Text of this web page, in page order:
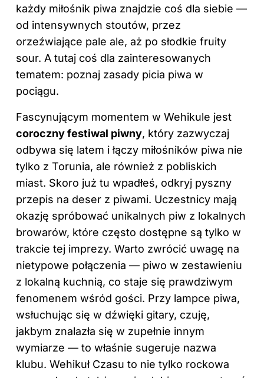
każdy miłośnik piwa znajdzie coś dla siebie —
od intensywnych stoutów, przez
orzeźwiające pale ale, aż po słodkie fruity
sour. A tutaj coś dla zainteresowanych
tematem: poznaj zasady picia piwa w
pociągu.
Fascynującym momentem w Wehikule jest
coroczny festiwal piwny, który zazwyczaj
odbywa się latem i łączy miłośników piwa nie
tylko z Torunia, ale również z pobliskich
miast. Skoro już tu wpadłeś, odkryj pyszny
przepis na deser z piwami. Uczestnicy mają
okazję spróbować unikalnych piw z lokalnych
browarów, które często dostępne są tylko w
trakcie tej imprezy. Warto zwrócić uwagę na
nietypowe połączenia — piwo w zestawieniu
z lokalną kuchnią, co staje się prawdziwym
fenomenem wśród gości. Przy lampce piwa,
wsłuchując się w dźwięki gitary, czuję,
jakbym znalazła się w zupełnie innym
wymiarze — to właśnie sugeruje nazwa
klubu. Wehikuł Czasu to nie tylko rockowa